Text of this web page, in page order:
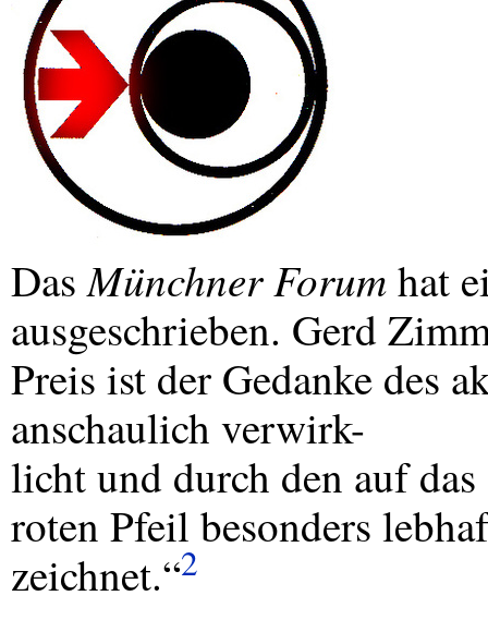
DasMünchner Forumhat
ausgeschrieben. Gerd
Preis ist der Gedanke des
anschaulich verwirk-
licht und durch den auf
roten Pfeil besonders
zeichnet.“2